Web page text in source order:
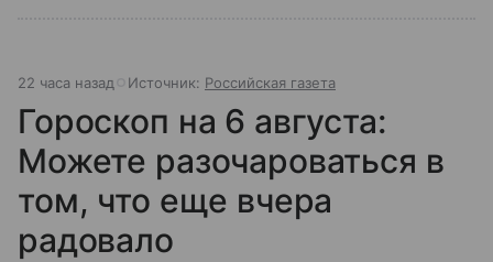
22 часа назад Источник: Российская газета
Гороскоп на 6 августа:
Можете разочароваться в
том, что еще вчера
радовало